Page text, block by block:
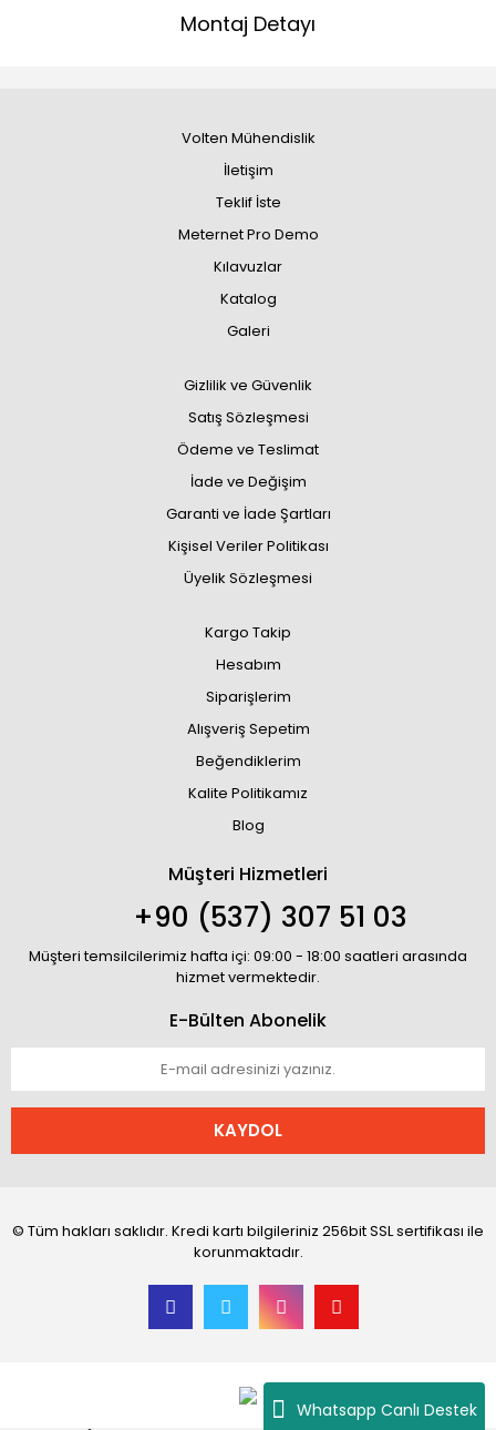
Whatsapp Canlı Destek
Montaj Detayı
Volten Mühendislik
İletişim
Teklif İste
Meternet Pro Demo
Kılavuzlar
Katalog
Galeri
Gizlilik ve Güvenlik
Satış Sözleşmesi
Ödeme ve Teslimat
İade ve Değişim
Garanti ve İade Şartları
Kişisel Veriler Politikası
Üyelik Sözleşmesi
Kargo Takip
Hesabım
Siparişlerim
Alışveriş Sepetim
Beğendiklerim
Kalite Politikamız
Blog
Müşteri Hizmetleri
+90 (537) 307 51 03
Müşteri temsilcilerimiz hafta içi: 09:00 - 18:00 saatleri arasında
hizmet vermektedir.
E-Bülten Abonelik
KAYDOL
© Tüm hakları saklıdır. Kredi kartı bilgileriniz 256bit SSL sertifikası ile
korunmaktadır.